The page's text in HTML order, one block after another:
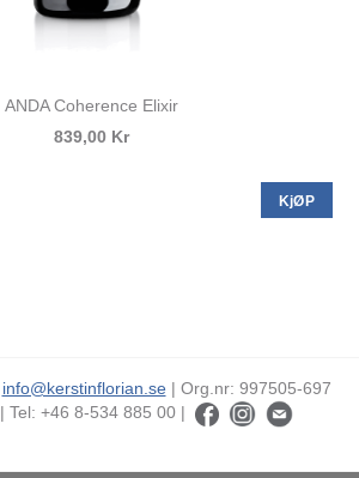
ANDA Coherence Elixir
839,00 Kr
KjØP
info@kerstinflorian.se| Org.nr: 997505-697
| Tel: +46 8-534 885 00 |